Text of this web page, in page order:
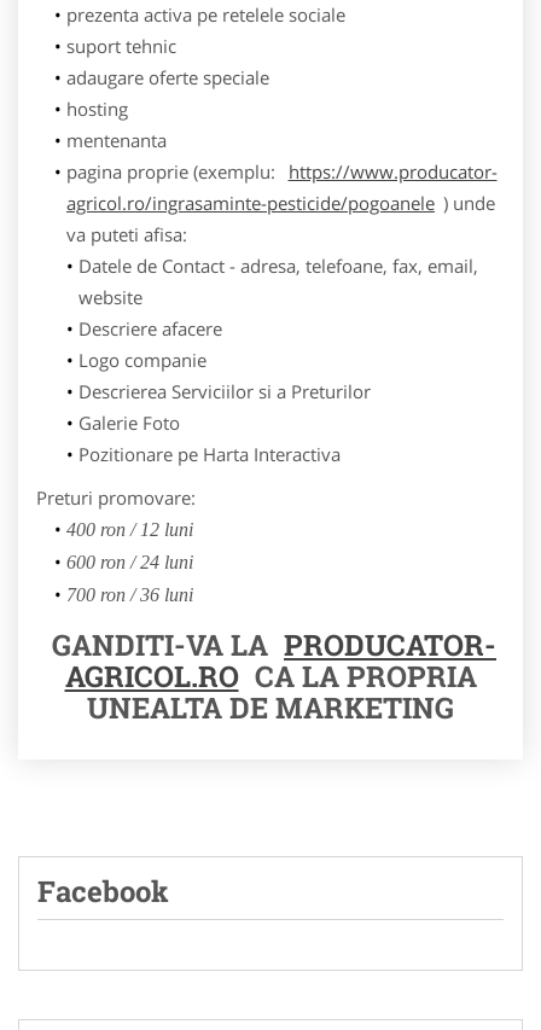
prezenta activa pe retelele sociale
suport tehnic
adaugare oferte speciale
hosting
mentenanta
pagina proprie (exemplu:
https://www.producator-
agricol.ro/ingrasaminte-pesticide/pogoanele ) unde
va puteti afisa:
Datele de Contact - adresa, telefoane, fax, email,
website
Descriere afacere
Logo companie
Descrierea Serviciilor si a Preturilor
Galerie Foto
Pozitionare pe Harta Interactiva
Preturi promovare:
400 ron / 12 luni
600 ron / 24 luni
700 ron / 36 luni
GANDITI-VA LA PRODUCATOR-
AGRICOL.RO CA LA PROPRIA
UNEALTA DE MARKETING
Facebook